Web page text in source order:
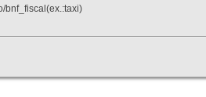
bnf_fiscal(ex.:taxi)